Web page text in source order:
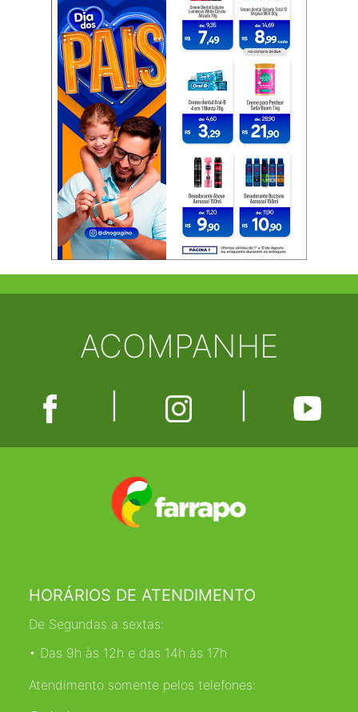
ACOMPANHE
HORÁRIOS DE ATENDIMENTO
De Segundas a sextas:
• Das 9h às 12h e das 14h às 17h
Atendimento somente pelos telefones: